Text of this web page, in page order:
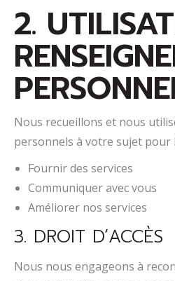
2.
Nous recueillons et nous
personnels à votre sujet pour
Fournir des services
Communiquer avec vous
Améliorer nos services
3. DROIT D’ACCÈS
Nous nous engageons à